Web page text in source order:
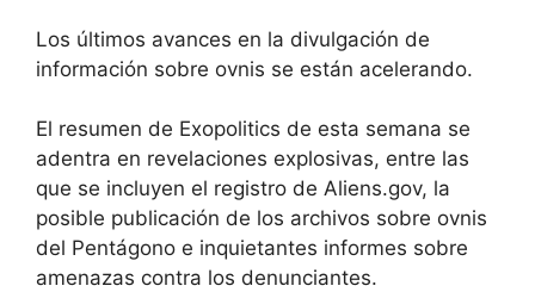
Los últimos avances en la divulgación de
información sobre ovnis se están acelerando.
El resumen de Exopolitics de esta semana se
adentra en revelaciones explosivas, entre las
que se incluyen el registro de Aliens.gov, la
posible publicación de los archivos sobre ovnis
del Pentágono e inquietantes informes sobre
amenazas contra los denunciantes.